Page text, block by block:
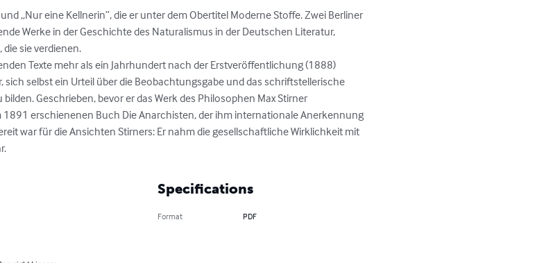
„Nur eine Kellnerin”, die er unter dem Obertitel Moderne Stoffe. Zwei Berliner
Werke in der Geschichte des Naturalismus in der Deutschen Literatur,
sie verdienen.
Texte mehr als ein Jahrhundert nach der Erstveröffentlichung (1888)
selbst ein Urteil über die Beobachtungsgabe und das schriftstellerische
Geschrieben, bevor er das Werk des Philosophen Max Stirner
erschienenen Buch Die Anarchisten, der ihm internationale Anerkennung
war für die Ansichten Stirners: Er nahm die gesellschaftliche Wirklichkeit mit
Specifications
Format PDF